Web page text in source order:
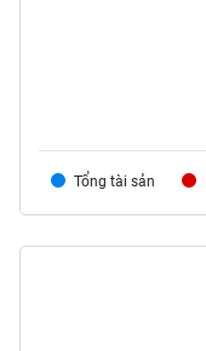
Tổng tài sản
NGHIỆP